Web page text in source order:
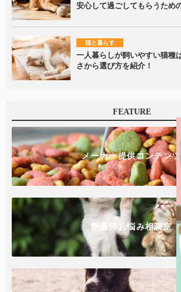
安心して過ごしてもらうため
猫と暮らす
一人暮らしが飼いやすい猫種
さから選び方を紹介！
FEATURE
メーカー提供コンテンツ
獣医師お悩み相談室